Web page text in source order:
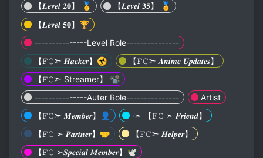
【𝑳𝒆𝒗𝒆𝒍 𝟐𝟎】 🥇
【𝑳𝒆𝒗𝒆𝒍 𝟑𝟓】 🏅
【𝑳𝒆𝒗𝒆𝒍 𝟓𝟎】🏆
---------------Level Role---------------
【𝙵𝙲➣ 𝑯𝒂𝒄𝒌𝒆𝒓】☣
【𝙵𝙲➣ 𝑨𝒏𝒊𝒎𝒆 𝑼𝒑𝒅𝒂𝒕𝒆𝒔】
【𝙵𝙲➣ Streamer】 📽
---------------Auter Role---------------
Artist
【𝙵𝙲➣ 𝑴𝒆𝒎𝒃𝒆𝒓】👤
·➣ 【𝙵𝙲 ➣ 𝑭𝒓𝒊𝒆𝒏𝒅】
【𝙵𝙲 ➣ 𝑷𝒂𝒓𝒕𝒏𝒆𝒓】🤝
【𝙵𝙲➣ 𝑯𝒆𝒍𝒑𝒆𝒓】
【𝙵𝙲 ➣𝑺𝒑𝒆𝒄𝒊𝒂𝒍 𝑴𝒆𝒎𝒃𝒆𝒓】🕊